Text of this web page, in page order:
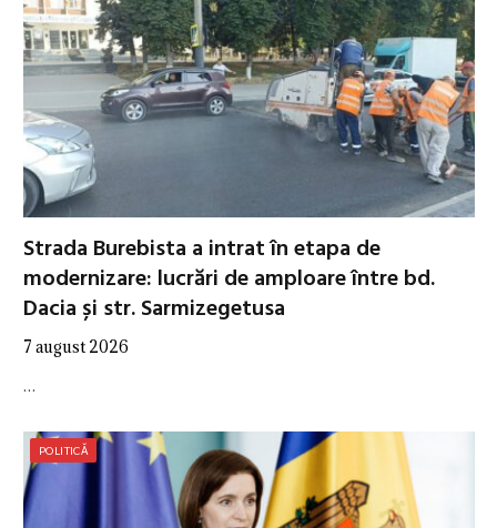
Strada Burebista a intrat în etapa de
modernizare: lucrări de amploare între bd.
Dacia și str. Sarmizegetusa
7 august 2026
…
POLITICĂ